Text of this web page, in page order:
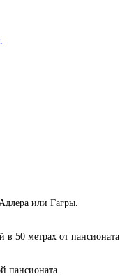
или Гагры.
50 метрах от пансионата.
пансионата.